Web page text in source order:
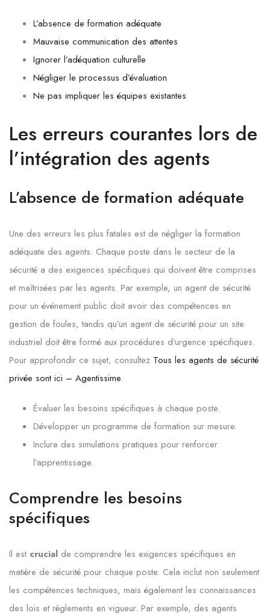
L’absence de formation adéquate
Mauvaise communication des attentes
Ignorer l’adéquation culturelle
Négliger le processus d’évaluation
Ne pas impliquer les équipes existantes
Les erreurs courantes lors de
l’intégration des agents
L’absence de formation adéquate
Une des erreurs les plus fatales est de négliger la formation
adéquate des agents. Chaque poste dans le secteur de la
sécurité a des exigences spécifiques qui doivent être comprises
et maîtrisées par les agents. Par exemple, un agent de sécurité
pour un événement public doit avoir des compétences en
gestion de foules, tandis qu’un agent de sécurité pour un site
industriel doit être formé aux procédures d’urgence spécifiques.
Pour approfondir ce sujet, consultez Tous les agents de sécurité
privée sont ici – Agentissime.
Évaluer les besoins spécifiques à chaque poste.
Développer un programme de formation sur mesure.
Inclure des simulations pratiques pour renforcer
l’apprentissage.
Comprendre les besoins
spécifiques
Il est crucial de comprendre les exigences spécifiques en
matière de sécurité pour chaque poste. Cela inclut non seulement
les compétences techniques, mais également les connaissances
des lois et règlements en vigueur. Par exemple, des agents